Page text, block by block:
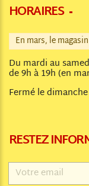
HORAIRES
En mars, le
Du mardi au
de 9h à 19h (en
Fermé le dimanche
RESTEZ
Adresse
email